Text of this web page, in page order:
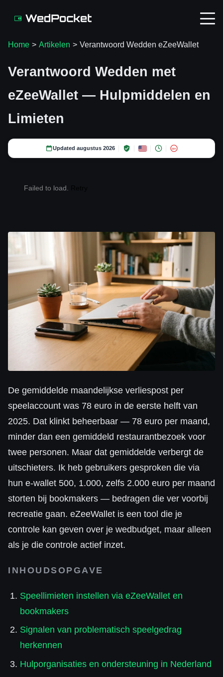
Home > Artikelen > Verantwoord Wedden eZeeWallet
Verantwoord Wedden met
eZeeWallet — Hulpmiddelen en
Limieten
Updated augustus 2026 18+
Failed to load.
De gemiddelde maandelijkse verliespost per
speelaccount was 78 euro in de eerste helft van
2025. Dat klinkt beheerbaar — 78 euro per maand,
minder dan een gemiddeld restaurantbezoek voor
twee personen. Maar dat gemiddelde verbergt de
uitschieters. Ik heb gebruikers gesproken die via
hun e-wallet 500, 1.000, zelfs 2.000 euro per maand
storten bij bookmakers — bedragen die ver voorbij
recreatie gaan. eZeeWallet is een tool die je
controle kan geven over je wedbudget, maar alleen
als je die controle actief inzet.
INHOUDSOPGAVE
Speellimieten instellen via eZeeWallet en
bookmakers
Signalen van problematisch speelgedrag
herkennen
Hulporganisaties en ondersteuning in Nederland